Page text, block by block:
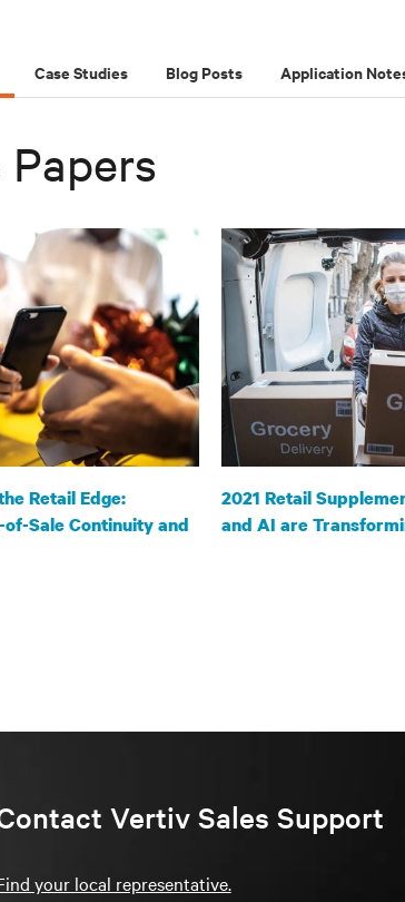
Case Studies Blog Posts Application
Retail Edge:
of-Sale Continuity and
2021 Retail
and AI are
Vertiv Sales Support
your local representative.